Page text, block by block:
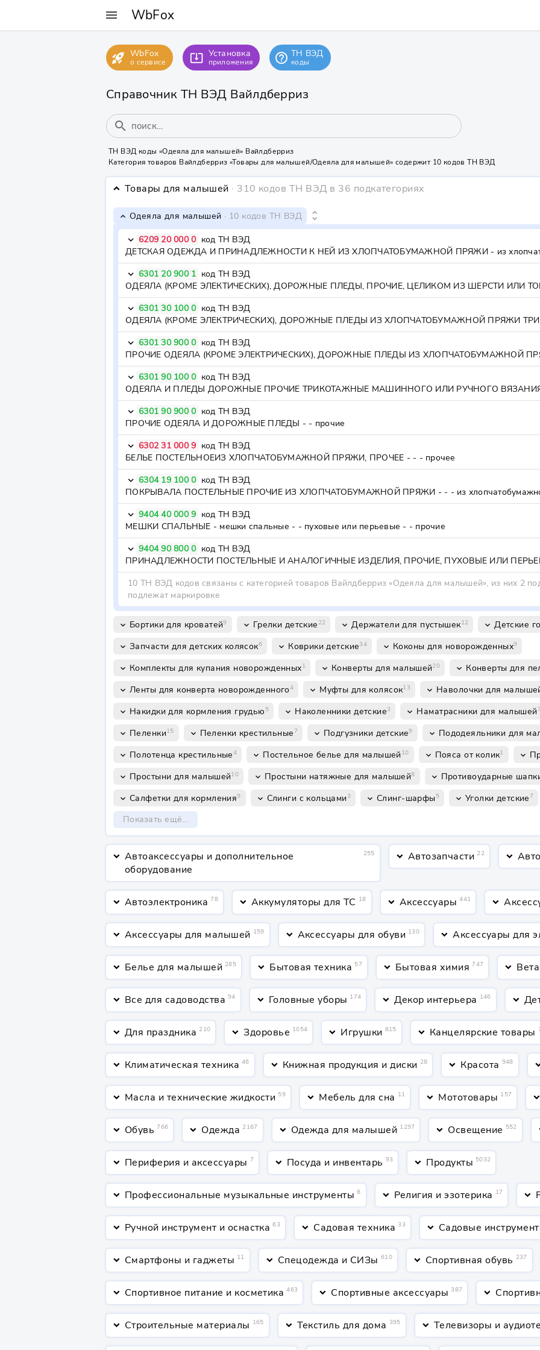
menu WbFox
rocket_launch WbFox
о сервисе system_update_alt Установка
приложения help_outline ТН ВЭД
коды
Справочник ТН ВЭД Вайлдберриз
search
ТН ВЭД коды «Одеяла для малышей» Вайлдберриз
Категория товаров Вайлдберриз «Товары для малышей/Одеяла для малышей» содержит 10 кодов ТН ВЭД
keyboard_arrow_down Товары для малышей · 310 кодов ТН ВЭД в 36 подкатегориях
keyboard_arrow_down Одеяла для малышей · 10 кодов ТН ВЭД unfold_more
keyboard_arrow_down 6209 20 000 0 код ТН ВЭД
ДЕТСКАЯ ОДЕЖДА И ПРИНАДЛЕЖНОСТИ К НЕЙ ИЗ ХЛОПЧАТОБУМАЖНОЙ ПРЯЖИ - из
keyboard_arrow_down 6301 20 900 1 код ТН ВЭД
keyboard_arrow_down 6301 30 100 0 код ТН ВЭД
keyboard_arrow_down 6301 30 900 0 код ТН ВЭД
ПРОЧИЕ ОДЕЯЛА (КРОМЕ ЭЛЕКТРИЧЕСКИХ), ДОРОЖНЫЕ ПЛЕДЫ ИЗ ХЛОПЧАТОБУМАЖНОЙ
keyboard_arrow_down 6301 90 100 0 код ТН ВЭД
keyboard_arrow_down 6301 90 900 0 код ТН ВЭД
ПРОЧИЕ ОДЕЯЛА И ДОРОЖНЫЕ ПЛЕДЫ - - прочие
keyboard_arrow_down 6302 31 000 9 код ТН ВЭД
БЕЛЬЕ ПОСТЕЛЬНОЕИЗ ХЛОПЧАТОБУМАЖНОЙ ПРЯЖИ, ПРОЧЕЕ - - - прочее
keyboard_arrow_down 6304 19 100 0 код ТН ВЭД
ПОКРЫВАЛА ПОСТЕЛЬНЫЕ ПРОЧИЕ ИЗ ХЛОПЧАТОБУМАЖНОЙ ПРЯЖИ - - - из
keyboard_arrow_down 9404 40 000 9 код ТН ВЭД
МЕШКИ СПАЛЬНЫЕ - мешки спальные - - пуховые или перьевые - - прочие
keyboard_arrow_down 9404 90 800 0 код ТН ВЭД
10 ТН ВЭД кодов связаны с категорией товаров Вайлдберриз «Одеяла для малышей», из них 2
подлежат маркировке
keyboard_arrow_down Бортики для кроватей9 keyboard_arrow_down Грелки детские 22 keyboard_arrow_down Держатели для пустышек12 keyboard_arrow_down Детские
keyboard_arrow_down Запчасти для детских колясок6 keyboard_arrow_down Коврики детские34 keyboard_arrow_down Коконы для новорожденных9
keyboard_arrow_down Комплекты для купания новорожденных1 keyboard_arrow_down Конверты для малышей20 keyboard_arrow_down Конверты для
keyboard_arrow_down Ленты для конверта новорожденного4 keyboard_arrow_down Муфты для колясок13 keyboard_arrow_down Наволочки для
keyboard_arrow_down Накидки для кормления грудью 5 keyboard_arrow_down Наколенники детские3 keyboard_arrow_down Наматрасники для малышей
keyboard_arrow_down Пеленки15 keyboard_arrow_down Пеленки крестильные 7 keyboard_arrow_down Подгузники детские9 keyboard_arrow_down Пододеяльники для
keyboard_arrow_down Полотенца крестильные4 keyboard_arrow_down Постельное белье для малышей 10 keyboard_arrow_down Пояса от колик1 keyboard_arrow_down
keyboard_arrow_down Простыни для малышей10 keyboard_arrow_down Простыни натяжные для малышей8 keyboard_arrow_down Противоударные
keyboard_arrow_down Салфетки для кормления9 keyboard_arrow_down Слинги с кольцами 3 keyboard_arrow_down Слинг-шарфы 5 keyboard_arrow_down Уголки детские 7
Показать ещё...
keyboard_arrow_down Автоаксессуары и дополнительное
оборудование
255 keyboard_arrow_down Автозапчасти 22 keyboard_arrow_down
keyboard_arrow_down Автоэлектроника 78 keyboard_arrow_down Аккумуляторы для ТС 18 keyboard_arrow_down Аксессуары 441 keyboard_arrow_down
keyboard_arrow_down Аксессуары для малышей 159 keyboard_arrow_down Аксессуары для обуви 130 keyboard_arrow_down Аксессуары для
keyboard_arrow_down Белье для малышей 285 keyboard_arrow_down Бытовая техника 57 keyboard_arrow_down Бытовая химия 747 keyboard_arrow_down
keyboard_arrow_down Все для садоводства 94 keyboard_arrow_down Головные уборы 174 keyboard_arrow_down Декор интерьера 146 keyboard_arrow_down
keyboard_arrow_down Для праздника 210 keyboard_arrow_down Здоровье 1054 keyboard_arrow_down Игрушки 815 keyboard_arrow_down Канцелярские товары
keyboard_arrow_down Климатическая техника 46 keyboard_arrow_down Книжная продукция и диски 28 keyboard_arrow_down Красота 948
keyboard_arrow_down Масла и технические жидкости 59 keyboard_arrow_down Мебель для сна 11 keyboard_arrow_down Мототовары 157 keyboard_arrow_down
keyboard_arrow_down Обувь 766 keyboard_arrow_down Одежда 2167 keyboard_arrow_down Одежда для малышей 1297 keyboard_arrow_down Освещение 552
keyboard_arrow_down Периферия и аксессуары 7 keyboard_arrow_down Посуда и инвентарь 93 keyboard_arrow_down Продукты 5032
keyboard_arrow_down Профессиональные музыкальные инструменты 8 keyboard_arrow_down Религия и эзотерика 17 keyboard_arrow_down
keyboard_arrow_down Ручной инструмент и оснастка 63 keyboard_arrow_down Садовая техника 33 keyboard_arrow_down Садовые
keyboard_arrow_down Смартфоны и гаджеты 11 keyboard_arrow_down Спецодежда и СИЗы 610 keyboard_arrow_down Спортивная обувь 237
keyboard_arrow_down Спортивное питание и косметика 463 keyboard_arrow_down Спортивные аксессуары 387 keyboard_arrow_down
keyboard_arrow_down Строительные материалы 165 keyboard_arrow_down Текстиль для дома 395 keyboard_arrow_down Телевизоры и